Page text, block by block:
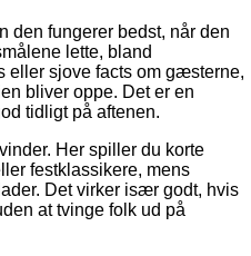
den fungerer bedst, når den
lette, bland
eller sjove facts om gæsterne,
bliver oppe. Det er en
tidligt på aftenen.
Her spiller du korte
festklassikere, mens
Det virker især godt, hvis
at tvinge folk ud på